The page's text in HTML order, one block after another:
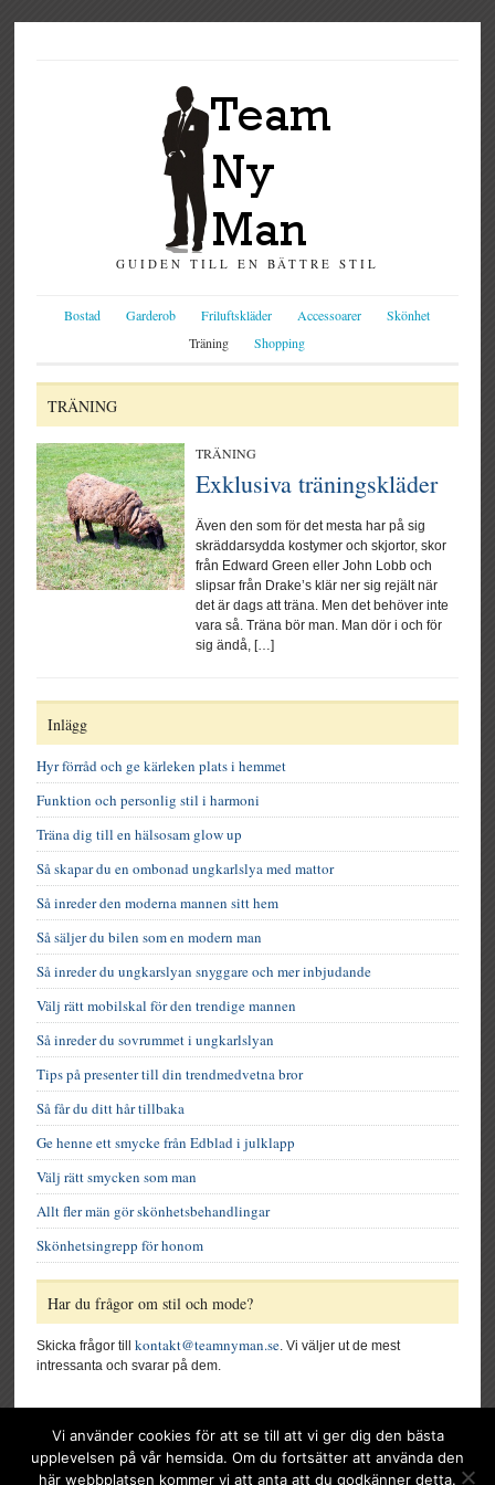
GUIDEN TILL EN BÄTTRE STIL
Bostad Garderob Friluftskläder Accessoarer
Skönhet
Träning
Shopping
TRÄNING
TRÄNING
Exklusiva träningskläder
Även den som för det mesta har på sig
skräddarsydda kostymer och skjortor, skor
från Edward Green eller John Lobb och
slipsar från Drake’s klär ner sig rejält när
det är dags att träna. Men det behöver inte
vara så. Träna bör man. Man dör i och för
sig ändå, […]
Inlägg
Hyr förråd och ge kärleken plats i hemmet
Funktion och personlig stil i harmoni
Träna dig till en hälsosam glow up
Så skapar du en ombonad ungkarlslya med mattor
Så inreder den moderna mannen sitt hem
Så säljer du bilen som en modern man
Så inreder du ungkarslyan snyggare och mer inbjudande
Välj rätt mobilskal för den trendige mannen
Så inreder du sovrummet i ungkarlslyan
Tips på presenter till din trendmedvetna bror
Så får du ditt hår tillbaka
Ge henne ett smycke från Edblad i julklapp
Välj rätt smycken som man
Allt fler män gör skönhetsbehandlingar
Skönhetsingrepp för honom
Har du frågor om stil och mode?
Skicka frågor tillkontakt@teamnyman.se. Vi väljer ut de mest
intressanta och svarar på dem.
Vi använder cookies för att se till att vi ger dig den bästa
upplevelsen på vår hemsida. Om du fortsätter att använda den
här webbplatsen kommer vi att anta att du godkänner detta.